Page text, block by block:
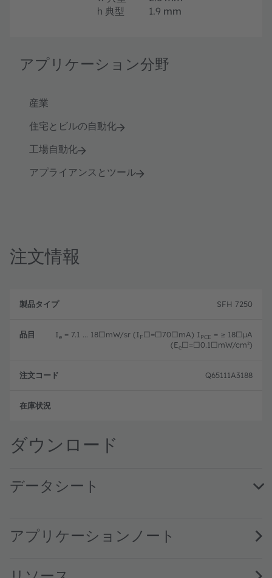
h 典型 1.9 mm
アプリケーション分野
産業
住宅とビルの自動化
工場自動化
アプライアンスとツール
注文情報
品
プ
品
ド
SFH 7250
Ie = 7.1 ... 18□mW/sr (IF□=□70□mA) IPCE = ≥ 18□µA
(Ee□=□0.1□mW/cm²)
Q65111A3188
ダウンロード
データシート
アプリケーションノート